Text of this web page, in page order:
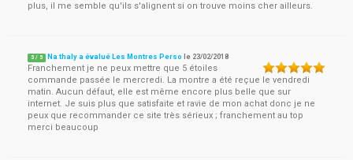
plus, il me semble qu'ils s'alignent si on trouve moins cher ailleurs.
5 / 5 Na thaly a évalué Les Montres Perso le 23/02/2018
Franchement je ne peux mettre que 5 étoiles
commande passée le mercredi. La montre a été reçue le vendredi
matin. Aucun défaut, elle est même encore plus belle que sur
internet. Je suis plus que satisfaite et ravie de mon achat donc je ne
peux que recommander ce site très sérieux ; franchement au top
merci beaucoup